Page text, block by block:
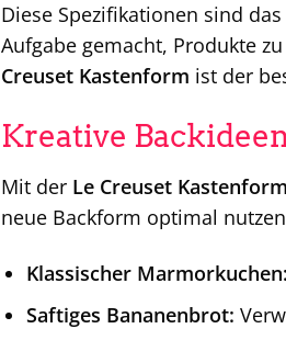
Diese Spezifikationen sind
Aufgabe gemacht, Produkte
Creuset Kastenform ist der
Kreative
Mit der Le Creuset Kastenform
neue Backform optimal
Klassischer Marmorkuchen:
Saftiges Bananenbrot: